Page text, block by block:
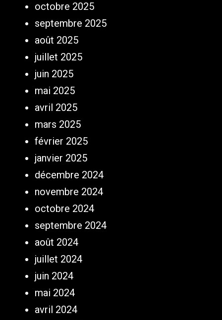
octobre 2025
septembre 2025
août 2025
juillet 2025
juin 2025
mai 2025
avril 2025
mars 2025
février 2025
janvier 2025
décembre 2024
novembre 2024
octobre 2024
septembre 2024
août 2024
juillet 2024
juin 2024
mai 2024
avril 2024